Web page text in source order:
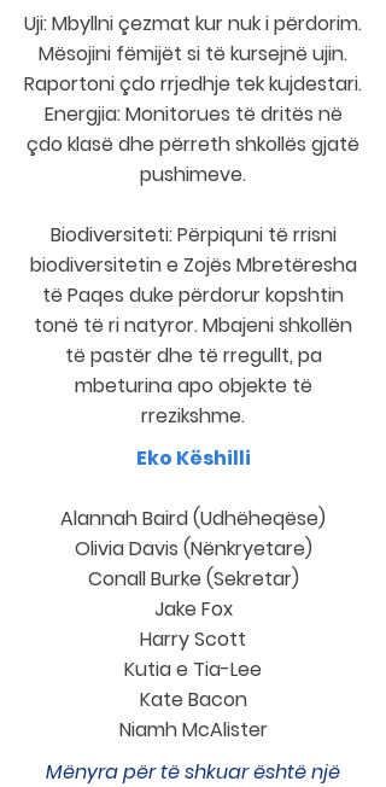
Uji: Mbyllni çezmat kur nuk i përdorim.
Mësojini fëmijët si të kursejnë ujin.
Raportoni çdo rrjedhje tek kujdestari.
Energjia: Monitorues të dritës në
çdo klasë dhe përreth shkollës gjatë
pushimeve.
Biodiversiteti: Përpiquni të rrisni
biodiversitetin e Zojës Mbretëresha
të Paqes duke përdorur kopshtin
tonë të ri natyror. Mbajeni shkollën
të pastër dhe të rregullt, pa
mbeturina apo objekte të
rrezikshme.
Eko Këshilli
Alannah Baird (Udhëheqëse)
Olivia Davis (Nënkryetare)
Conall Burke (Sekretar)
Jake Fox
Harry Scott
Kutia e Tia-Lee
Kate Bacon
Niamh McAlister
Mënyra për të shkuar është një